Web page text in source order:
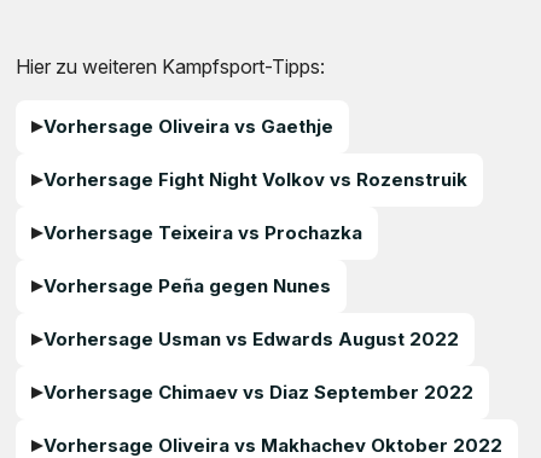
Hier zu weiteren Kampfsport-Tipps:
Vorhersage Oliveira vs Gaethje
Vorhersage Fight Night Volkov vs Rozenstruik
Vorhersage Teixeira vs Prochazka
Vorhersage Peña gegen Nunes
Vorhersage Usman vs Edwards August 2022
Vorhersage Chimaev vs Diaz September 2022
Vorhersage Oliveira vs Makhachev Oktober 2022